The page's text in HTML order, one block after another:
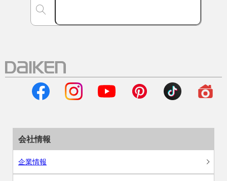
会社情報
企業情報